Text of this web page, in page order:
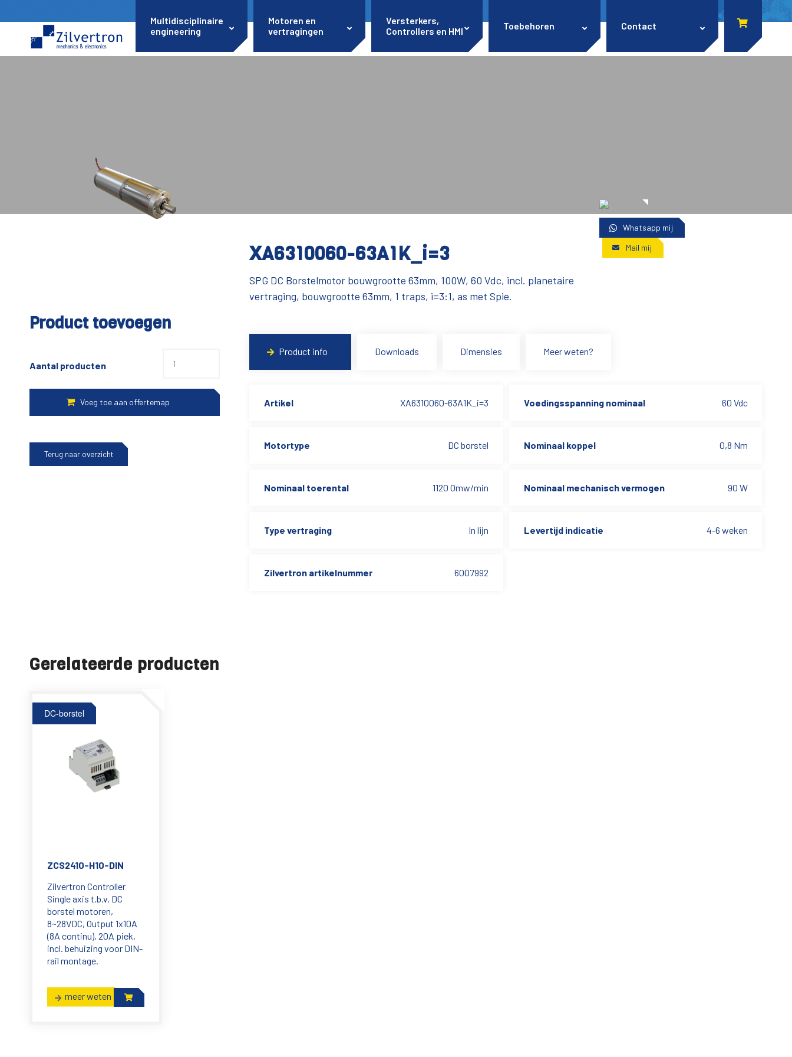
Multidisciplinaire
engineering
Motoren en
vertragingen
Versterkers,
Controllers en HMI
Toebehoren Contact
Whatsapp mij
Mail mij
Product toevoegen
Aantal producten
Terug naar overzicht
XA6310060-63A1K_i=3
SPG DC Borstelmotor bouwgrootte 63mm, 100W, 60 Vdc, incl. planetaire
vertraging, bouwgrootte 63mm, 1 traps, i=3:1, as met Spie.
Product info Downloads Dimensies Meer weten?
Artikel XA6310060-63A1K_i=3 Voedingsspanning nominaal 60 Vdc
Motortype DC borstel Nominaal koppel 0,8 Nm
Nominaal toerental 1120 Omw/min Nominaal mechanisch vermogen 90 W
Type vertraging In lijn Levertijd indicatie 4-6 weken
Zilvertron artikelnummer 6007992
Gerelateerde producten
DC-borstel
ZCS2410-H10-DIN
Zilvertron Controller
Single axis t.b.v. DC
borstel motoren,
8~28VDC, Output 1x10A
(8A continu), 20A piek,
incl. behuizing voor DIN-
rail montage.
meer weten